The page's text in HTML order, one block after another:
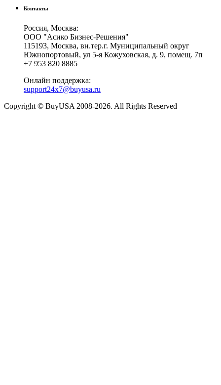
Контакты
Россия, Москва:
ООО "Асико Бизнес-Решения"
115193, Москва, вн.тер.г. Муниципальный округ
Южнопортовый, ул 5-я Кожуховская, д. 9, помещ. 7п
+7 953 820 8885
Онлайн поддержка:
support24x7@buyusa.ru
Copyright © BuyUSA 2008-2026. All Rights Reserved